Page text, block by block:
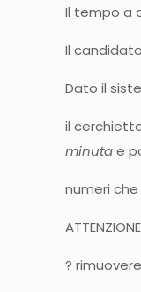
Il tempo a
Il
Dato il
il
minutae
numeri
?